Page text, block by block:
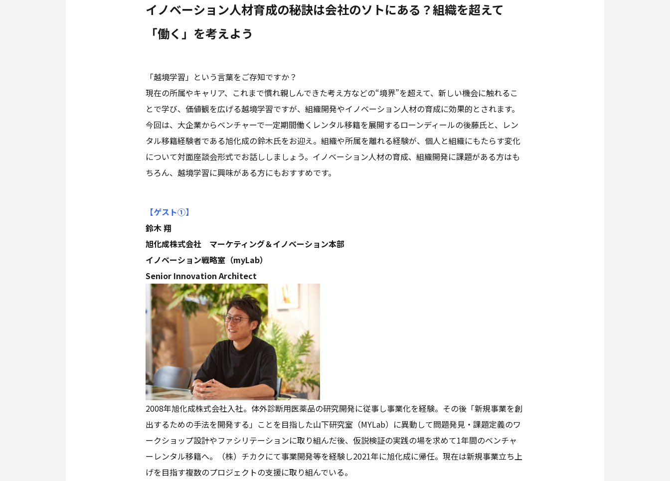
イノベーション人材育成の秘訣は会社のソトにある？組織を超えて
「働く」を考えよう
「越境学習」という言葉をご存知ですか？
現在の所属やキャリア、これまで慣れ親しんできた考え方などの“境界”を超えて、新しい機会に触れるこ
とで学び、価値観を広げる越境学習ですが、組織開発やイノベーション人材の育成に効果的とされます。
今回は、大企業からベンチャーで一定期間働くレンタル移籍を展開するローンディールの後藤氏と、レン
タル移籍経験者である旭化成の鈴木氏をお迎え。組織や所属を離れる経験が、個人と組織にもたらす変化
について対面座談会形式でお話ししましょう。イノベーション人材の育成、組織開発に課題がある方はも
ちろん、越境学習に興味がある方にもおすすめです。
【ゲスト①】
鈴木 翔
旭化成株式会社 マーケティング＆イノベーション本部
イノベーション戦略室（myLab）
Senior Innovation Architect
2008年旭化成株式会社入社。体外診断用医薬品の研究開発に従事し事業化を経験。その後「新規事業を創
出するための手法を開発する」ことを目指した山下研究室（MYLab）に異動して問題発見・課題定義のワ
ークショップ設計やファシリテーションに取り組んだ後、仮説検証の実践の場を求めて1年間のベンチャ
ーレンタル移籍へ。（株）チカクにて事業開発等を経験し2021年に旭化成に帰任。現在は新規事業立ち上
げを目指す複数のプロジェクトの支援に取り組んでいる。